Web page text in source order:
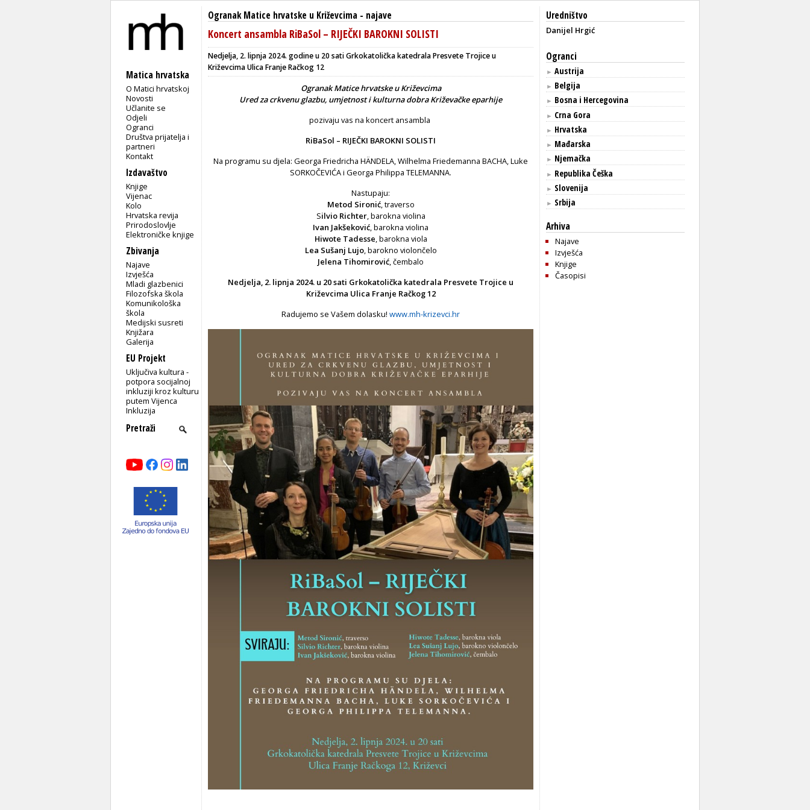
Matica hrvatska
O Matici hrvatskoj
Novosti
Učlanite se
Odjeli
Ogranci
Društva prijatelja i
partneri
Kontakt
Izdavaštvo
Knjige
Vijenac
Kolo
Hrvatska revija
Prirodoslovlje
Elektroničke knjige
Zbivanja
Najave
Izvješća
Mladi glazbenici
Filozofska škola
Komunikološka
škola
Medijski susreti
Knjižara
Galerija
EU Projekt
Uključiva kultura -
potpora socijalnoj
inkluziji kroz kulturu
putem Vijenca
Inkluzija
Ogranak Matice hrvatske u Križevcima - najave
Koncert ansambla RiBaSol – RIJEČKI BAROKNI SOLISTI
Nedjelja, 2. lipnja 2024. godine u 20 sati Grkokatolička katedrala Presvete Trojice u
Križevcima Ulica Franje Račkog 12
Ogranak Matice hrvatske u Križevcima
Ured za crkvenu glazbu, umjetnost i kulturna dobra Križevačke eparhije
pozivaju vas na koncert ansambla
RiBaSol – RIJEČKI BAROKNI SOLISTI
Na programu su djela: Georga Friedricha HÄNDELA, Wilhelma Friedemanna BACHA, Luke
SORKOČEVIĆA i Georga Philippa TELEMANNA.
Nastupaju:
Metod Sironić, traverso
Silvio Richter, barokna violina
Ivan Jakšeković, barokna violina
Hiwote Tadesse, barokna viola
Lea Sušanj Lujo, barokno violončelo
Jelena Tihomirović, čembalo
Nedjelja, 2. lipnja 2024. u 20 sati Grkokatolička katedrala Presvete Trojice u
Križevcima Ulica Franje Račkog 12
Radujemo se Vašem dolasku! www.mh-krizevci.hr
Uredništvo
Danijel Hrgić
Ogranci
► Austrija
► Belgija
► Bosna i Hercegovina
► Crna Gora
► Hrvatska
► Mađarska
► Njemačka
► Republika Češka
► Slovenija
► Srbija
Arhiva
Najave
Izvješća
Knjige
Časopisi